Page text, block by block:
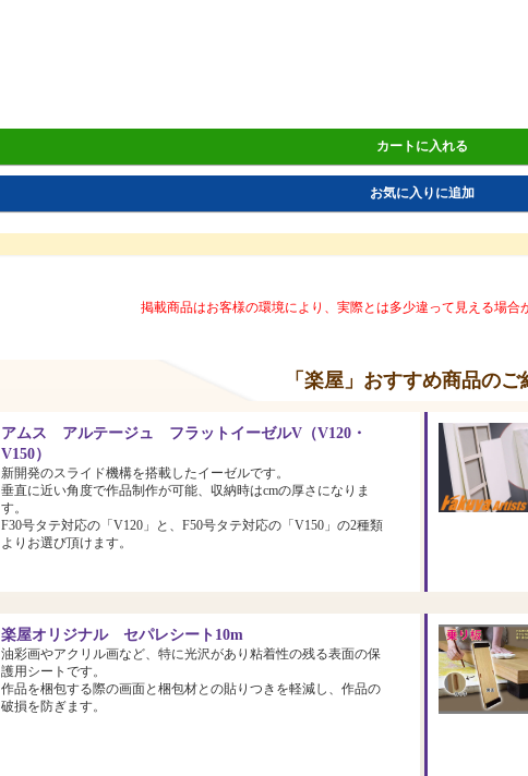
カートに入れる
お気に入りに追加
掲載商品はお客様の環境により、実際とは多少違って見える場合
「楽屋」おすすめ商品のご
アムス アルテージュ フラットイーゼルV（V120・
V150）
新開発のスライド機構を搭載したイーゼルです。
垂直に近い角度で作品制作が可能、収納時はcmの厚さになりま
す。
F30号タテ対応の「V120」と、F50号タテ対応の「V150」の2種類
よりお選び頂けます。
楽屋オリジナル セパレシート10m
油彩画やアクリル画など、特に光沢があり粘着性の残る表面の保
護用シートです。
作品を梱包する際の画面と梱包材との貼りつきを軽減し、作品の
破損を防ぎます。